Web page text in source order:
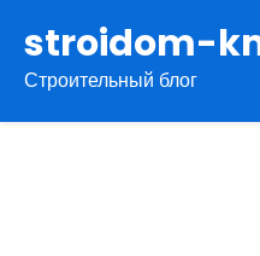
содержимому
stroidom-
Строительный блог